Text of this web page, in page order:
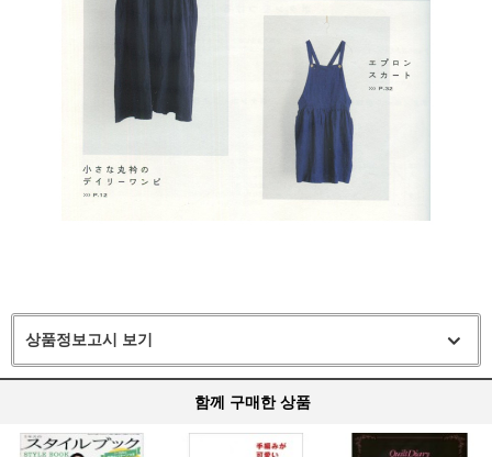
상품정보고시 보기
함께 구매한 상품